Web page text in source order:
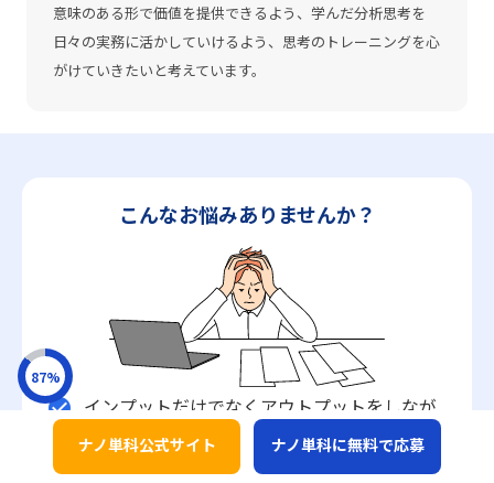
ナノ単科公式サイト ナノ単科に無料で応募
87%
意味のある形で価値を提供できるよう、学んだ分析思考を
日々の実務に活かしていけるよう、思考のトレーニングを心
がけていきたいと考えています。
こんなお悩みありませんか？
check_circle インプットだけでなくアウトプットをしなが
ら 実践につながる力 を身につけたい
check_circle キャリアアップのためにどこでも役に立つビ